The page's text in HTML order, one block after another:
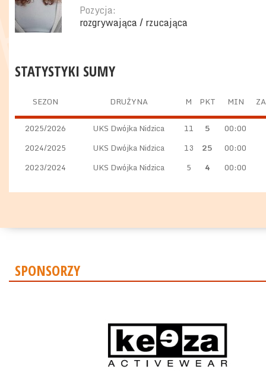
Pozycja:
rozgrywająca / rzucająca
STATYSTYKI SUMY
SEZON DRUŻYNA M PKT MIN
2025/2026 UKS Dwójka Nidzica 11 5
00:00
2024/2025
UKS Dwójka Nidzica 13 25
00:00
2023/2024
UKS Dwójka Nidzica 5 4 00:00
SPONSORZY